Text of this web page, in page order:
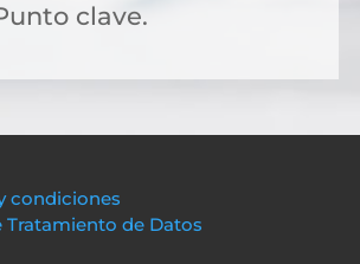
clave.
condiciones
Tratamiento de Datos